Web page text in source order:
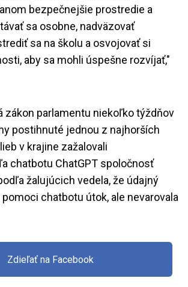
bezpečnejšie prostredie a
sa osobne, nadväzovať
sa na školu a osvojovať si
aby sa mohli úspešne rozvíjať,"
zákon parlamentu niekoľko týždňov
postihnuté jednou z najhorších
v krajine zažalovali
chatbotu ChatGPT spoločnosť
žalujúcich vedela, že údajný
chatbotu útok, ale nevarovala
Zdieľať na Facebook